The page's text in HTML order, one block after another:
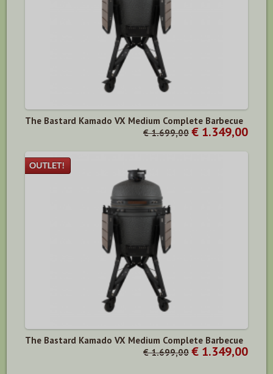
The Bastard Kamado VX Medium Complete Barbecue
€ 1.699,00 € 1.349,00
The Bastard Kamado VX Medium Complete Barbecue
€ 1.699,00 € 1.349,00